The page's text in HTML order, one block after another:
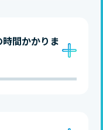
間かかりま